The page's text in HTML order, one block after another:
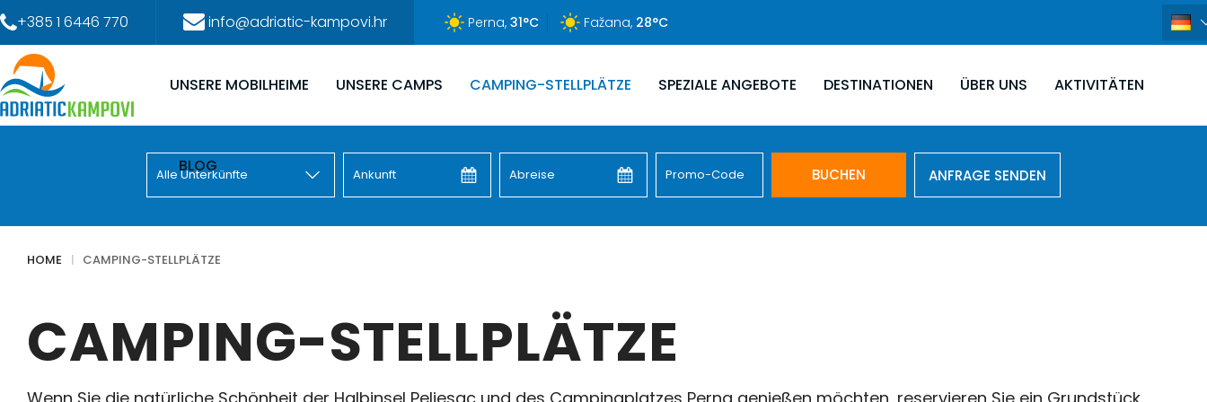
+385 1 6446 770 info@adriatic-kampovi.hr Perna, 31°C Fažana, 28°C
UNSERE MOBILHEIME UNSERE CAMPS CAMPING-STELLPLÄTZE SPEZIALE ANGEBOTE DESTINATIONEN ÜBER UNS AKTIVITÄTEN
BLOG BUCHEN ANFRAGE SENDEN
HOME CAMPING-STELLPLÄTZE
CAMPING-STELLPLÄTZE